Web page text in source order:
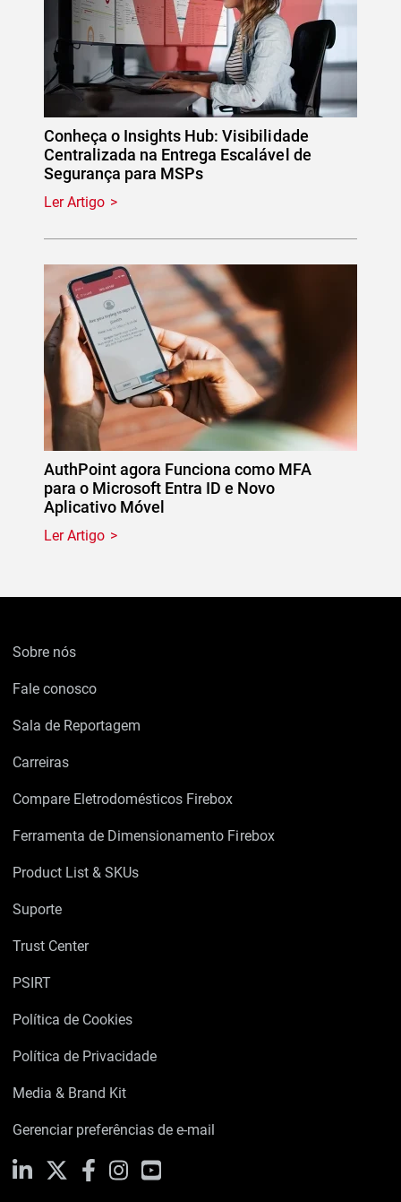
Conheça o Insights Hub: Visibilidade
Centralizada na Entrega Escalável de
Segurança para MSPs
Ler Artigo
AuthPoint agora Funciona como MFA
para o Microsoft Entra ID e Novo
Aplicativo Móvel
Ler Artigo
Sobre nós
Fale conosco
Sala de Reportagem
Carreiras
Compare Eletrodomésticos Firebox
Ferramenta de Dimensionamento Firebox
Product List & SKUs
Suporte
Trust Center
PSIRT
Política de Cookies
Política de Privacidade
Media & Brand Kit
Gerenciar preferências de e-mail
LinkedIn FacebookInstagramYouTube